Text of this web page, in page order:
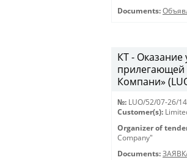
Documents:
КТ -
прилегающей
Компани»
№: LUO/52/07-26/
Customer(s):
Organizer of
Company"
Documents: